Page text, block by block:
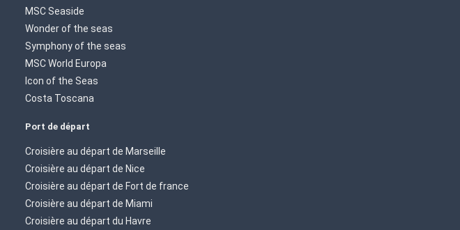
MSC Seaside
Wonder of the seas
Symphony of the seas
MSC World Europa
Icon of the Seas
Costa Toscana
Port de départ
Croisière au départ de Marseille
Croisière au départ de Nice
Croisière au départ de Fort de france
Croisière au départ de Miami
Croisière au départ du Havre